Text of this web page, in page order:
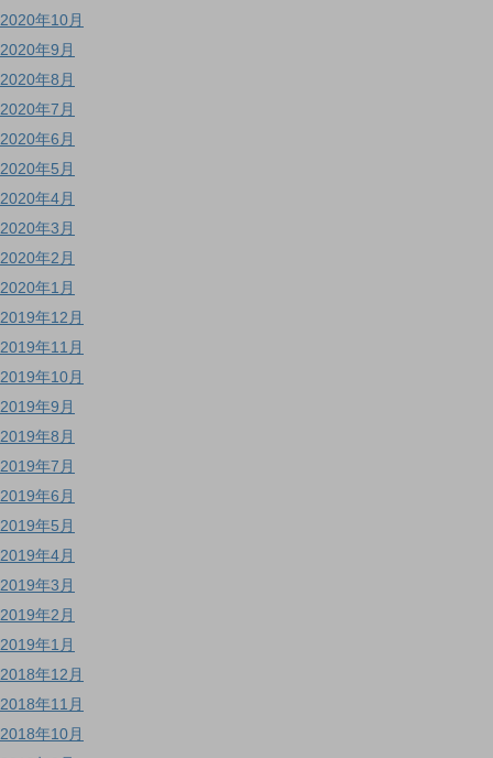
2020年10月
2020年9月
2020年8月
2020年7月
2020年6月
2020年5月
2020年4月
2020年3月
2020年2月
2020年1月
2019年12月
2019年11月
2019年10月
2019年9月
2019年8月
2019年7月
2019年6月
2019年5月
2019年4月
2019年3月
2019年2月
2019年1月
2018年12月
2018年11月
2018年10月